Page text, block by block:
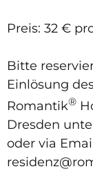
Preis: 32 €
Bitte
Einlösung
Romantik®
Dresden
oder via